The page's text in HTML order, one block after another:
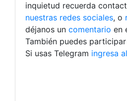
inquietud recuerda
nuestras redes sociales, o
déjanos un comentario en
También puedes
Si usas Telegram ingresa